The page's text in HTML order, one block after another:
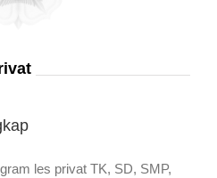
les privat TK, SD, SMP,